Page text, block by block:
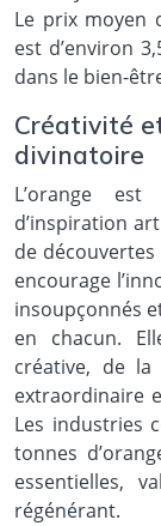
Le prix moyen
est d’environ
dans le bien-
Créativité
divinatoire
L’orange
d’inspiration
de
encourage
insoupçonnés
en chacun.
créative, de la
extraordinaire
Les industries
tonnes
essentielles,
régénérant.